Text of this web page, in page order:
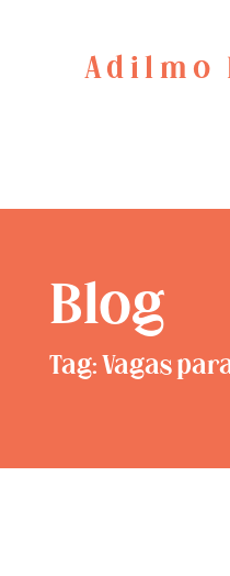
Adilmo
Blog
Tag: Vagas